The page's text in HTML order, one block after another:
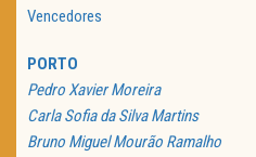
Vencedores
PORTO
Pedro Xavier Moreira
Carla Sofia da Silva Martins
Bruno Miguel Mourão Ramalho